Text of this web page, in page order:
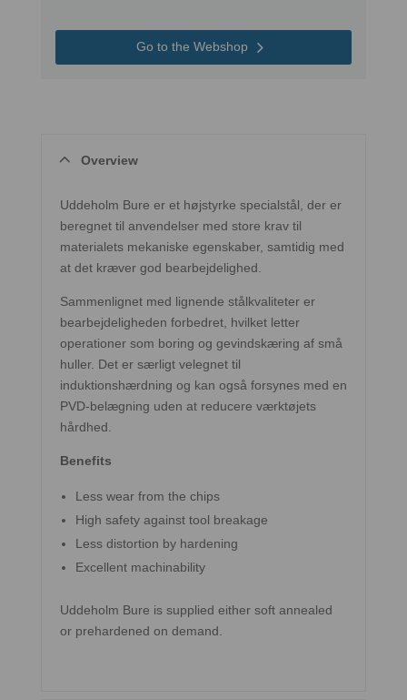
Go to the Webshop
Overview
Uddeholm Bure er et højstyrke specialstål, der er
beregnet til anvendelser med store krav til
materialets mekaniske egenskaber, samtidig med
at det kræver god bearbejdelighed.
Sammenlignet med lignende stålkvaliteter er
bearbejdeligheden forbedret, hvilket letter
operationer som boring og gevindskæring af små
huller. Det er særligt velegnet til
induktionshærdning og kan også forsynes med en
PVD-belægning uden at reducere værktøjets
hårdhed.
Benefits
Less wear from the chips
High safety against tool breakage
Less distortion by hardening
Excellent machinability
Uddeholm Bure is supplied either soft annealed
or prehardened on demand.